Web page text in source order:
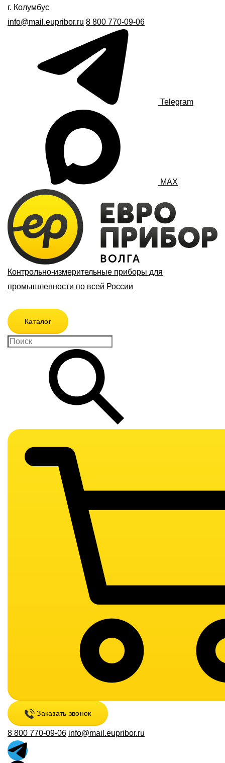
г. Колумбус
info@mail.eupribor.ru 8 800 770-09-06
Telegram
MAX
Контрольно-измерительные приборы для
промышленности по всей России
Каталог
Заказать звонок
8 800 770-09-06 info@mail.eupribor.ru